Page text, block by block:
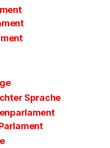
Sprache